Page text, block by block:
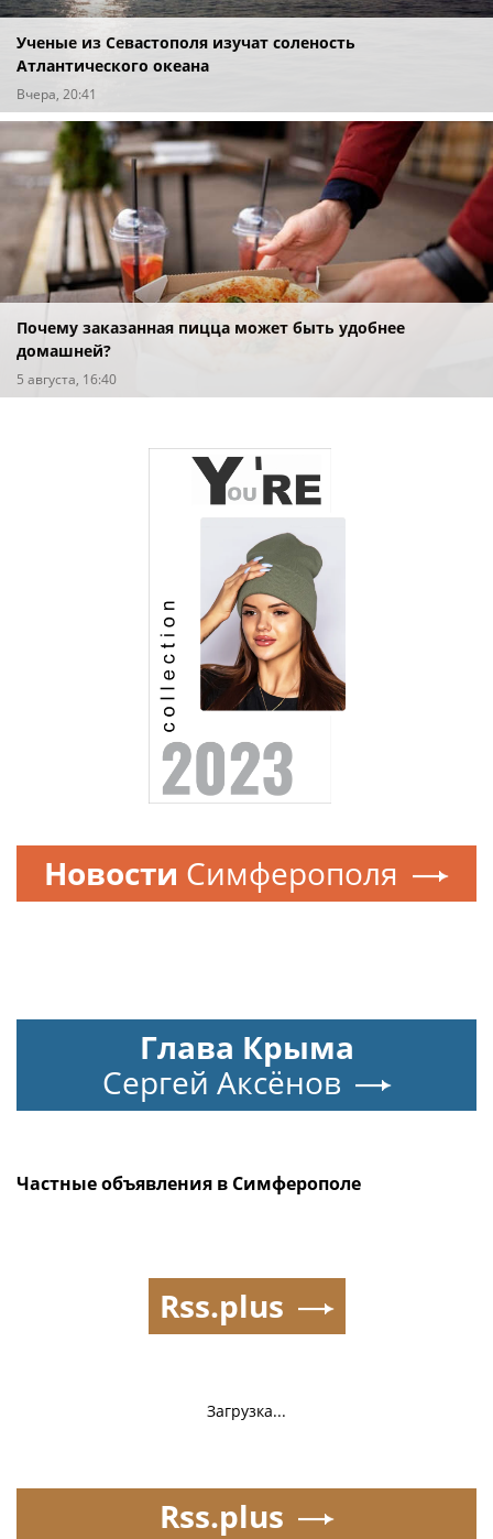
Ученые из Севастополя изучат соленость
Атлантического океана
Вчера, 20:41
Почему заказанная пицца может быть удобнее
домашней?
5 августа, 16:40
Новости Симферополя
Глава Крыма
Сергей Аксёнов
Частные объявления в Симферополе
Загрузка...
Rss.plus
Rss.plus